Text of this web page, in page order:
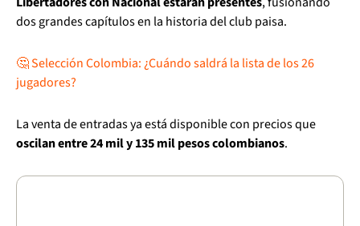
dos grandes capítulos en la historia del club paisa.
🤔 Selección Colombia: ¿Cuándo saldrá la lista de los 26
jugadores?
La venta de entradas ya está disponible con precios que
oscilan entre 24 mil y 135 mil pesos colombianos.